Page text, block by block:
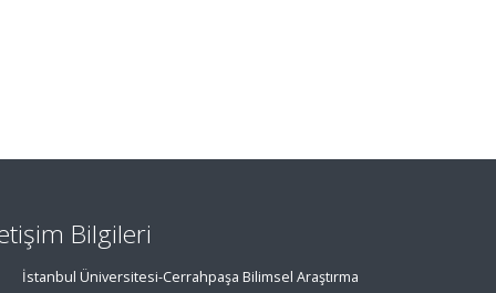
Bilgileri
İstanbul Üniversitesi-Cerrahpaşa Bilimsel Araştırma